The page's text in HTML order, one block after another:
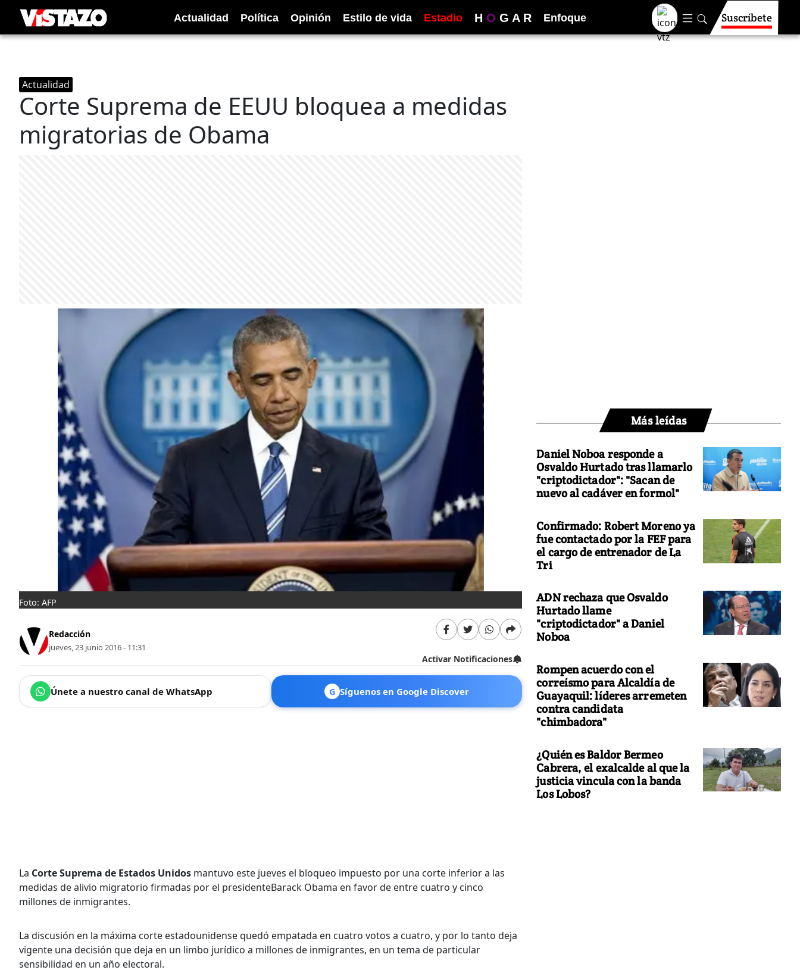
Actualidad Política Opinión Estilo de vida Estadio H O G A R Enfoque Suscríbete
Actualidad
Corte Suprema de EEUU bloquea a medidas
migratorias de Obama
Foto: AFP
Redacción
jueves, 23 junio 2016 - 11:31
Activar Notificaciones
Únete a nuestro canal de WhatsApp G Síguenos en Google Discover
La Corte Suprema de Estados Unidos mantuvo este jueves el bloqueo impuesto por una corte inferior a las
medidas de alivio migratorio firmadas por el presidenteBarack Obama en favor de entre cuatro y cinco
millones de inmigrantes.
La discusión en la máxima corte estadounidense quedó empatada en cuatro votos a cuatro, y por lo tanto deja
vigente una decisión que deja en un limbo jurídico a millones de inmigrantes, en un tema de particular
sensibilidad en un año electoral.
Más leídas
Daniel Noboa responde a
Osvaldo Hurtado tras llamarlo
"criptodictador": "Sacan de
nuevo al cadáver en formol"
Confirmado: Robert Moreno ya
fue contactado por la FEF para
el cargo de entrenador de La
Tri
ADN rechaza que Osvaldo
Hurtado llame
"criptodictador" a Daniel
Noboa
Rompen acuerdo con el
correísmo para Alcaldía de
Guayaquil: líderes arremeten
contra candidata
"chimbadora"
¿Quién es Baldor Bermeo
Cabrera, el exalcalde al que la
justicia vincula con la banda
Los Lobos?